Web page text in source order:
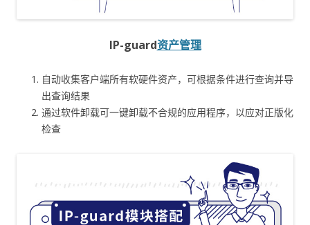
IP-guard资产管理
自动收集客户端所有软硬件资产，可根据条件进行查询并导
出查询结果
通过软件卸载可一键卸载不合规的应用程序，以应对正版化
检查